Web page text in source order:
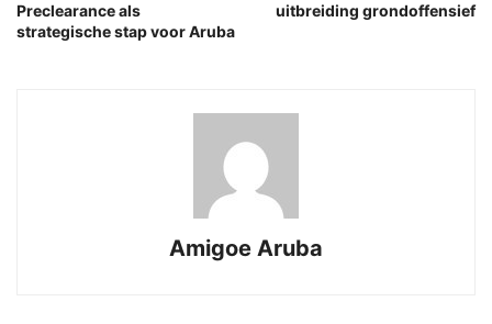
Preclearance als
strategische stap voor Aruba
uitbreiding grondoffensief
Amigoe Aruba